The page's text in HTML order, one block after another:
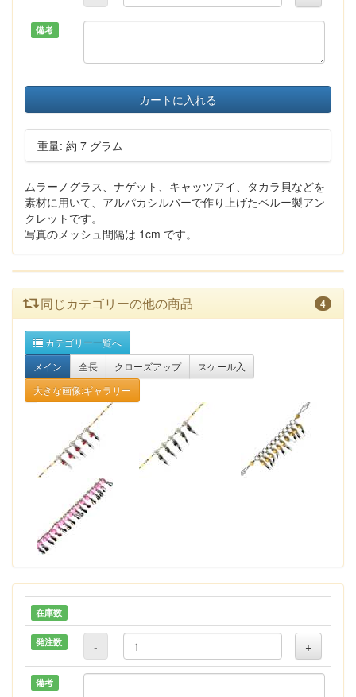
備考
カートに入れる
重量: 約 7 グラム
ムラーノグラス、ナゲット、キャッツアイ、タカラ貝などを
素材に用いて、アルパカシルバーで作り上げたペルー製アン
クレットです。
写真のメッシュ間隔は 1cm です。
同じカテゴリーの他の商品 4
カテゴリー一覧へ
メイン
全長 クローズアップ
スケール入
大きな画像:ギャラリー
在庫数
発注数 - +
備考